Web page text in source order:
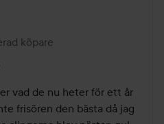
4 år
köpare
vad de nu heter för ett år
frisören den bästa då jag